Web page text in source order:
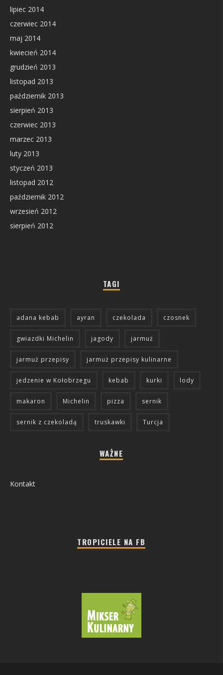
lipiec 2014
czerwiec 2014
maj 2014
kwiecień 2014
grudzień 2013
listopad 2013
październik 2013
sierpień 2013
czerwiec 2013
marzec 2013
luty 2013
styczeń 2013
listopad 2012
październik 2012
wrzesień 2012
sierpień 2012
TAGI
adana kebab ayran czekolada czosnek
gwiazdki Michelin jagody jarmuż
jarmuż przepisy jarmuż przepisy kulinarne
jedzenie w Kołobrzegu kebab kurki lody
makaron Michelin pizza sernik
sernik z czekoladą truskawki Turcja
WAŻNE
Kontakt
TROPICIELE NA FB